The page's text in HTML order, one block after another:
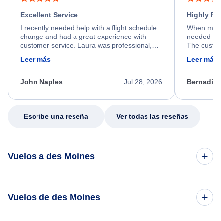
Excellent Service
I recently needed help with a flight schedule
change and had a great experience with
customer service. Laura was professional,
friendly, and very helpful throughout the
process. She quickly found a solution and
appreciate her excellent service.
Leer más
Jul 28, 2026
John Naples
Highly
When my
needed
The
calm,
my issue.
Leer más
Escribe una reseña Ver todas las reseñas
Vuelos a des Moines
Vuelos de des Moines